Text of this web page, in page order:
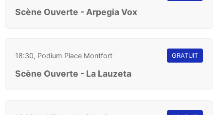
Scène Ouverte - Arpegia Vox
18:30, Podium Place Montfort GRATUIT
Scène Ouverte - La Lauzeta